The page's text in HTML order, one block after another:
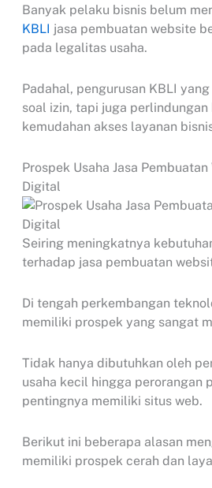
Banyak pelaku bisnis belum
KBLI jasa pembuatan website
pada legalitas usaha.
Padahal, pengurusan KBLI
soal izin, tapi juga perlindungan
kemudahan akses layanan
Prospek Usaha Jasa
Digital
Seiring meningkatnya
terhadap jasa pembuatan
Di tengah perkembangan
memiliki prospek yang sangat
Tidak hanya dibutuhkan oleh
usaha kecil hingga perorangan
pentingnya memiliki situs web.
Berikut ini beberapa alasan
memiliki prospek cerah dan